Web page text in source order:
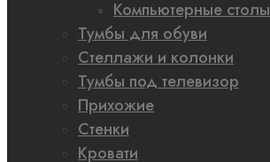
Компьютерные столы
Тумбы для обуви
Стеллажи и колонки
Тумбы под телевизор
Прихожие
Стенки
Кровати